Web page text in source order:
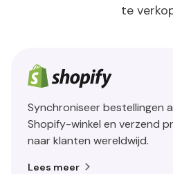
te
Synchroniseer bestellingen
Shopify-winkel en verzend
naar klanten wereldwijd.
Lees meer